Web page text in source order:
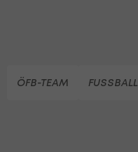
ÖFB-TEAM FUSSBALL